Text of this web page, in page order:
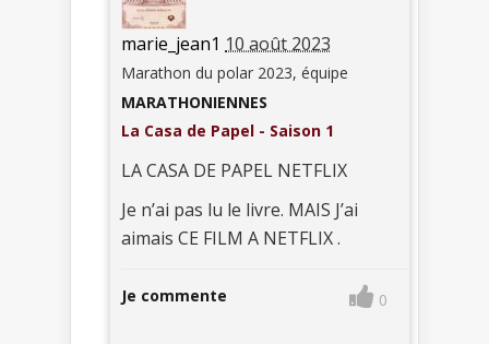
marie_jean1 10 août 2023
Marathon du polar 2023, équipe
MARATHONIENNES
La Casa de Papel - Saison 1
LA CASA DE PAPEL NETFLIX
Je n’ai pas lu le livre. MAIS J’ai
aimais CE FILM A NETFLIX .
Je commente 0